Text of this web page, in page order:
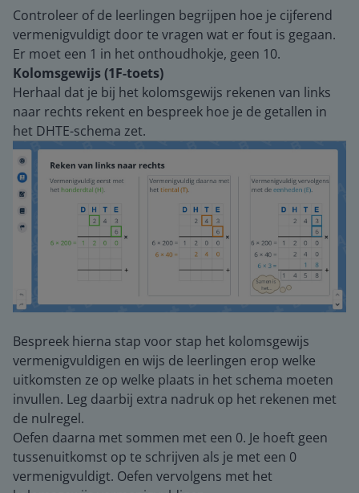
Controleer of de leerlingen begrijpen hoe je cijferend
vermenigvuldigt door te vragen wat er fout is gegaan.
Er moet een 1 in het onthoudhokje, geen 10.
Kolomsgewijs (1F-toets)
Herhaal dat je bij het kolomsgewijs rekenen van links
naar rechts rekent en bespreek hoe je de getallen in
het DHTE-schema zet.
Bespreek hierna stap voor stap het kolomsgewijs
vermenigvuldigen en wijs de leerlingen erop welke
uitkomsten ze op welke plaats in het schema moeten
invullen. Leg daarbij extra nadruk op het rekenen met
de nulregel.
Oefen daarna met sommen met een 0. Je hoeft geen
tussenuitkomst op te schrijven als je met een 0
vermenigvuldigt. Oefen vervolgens met het